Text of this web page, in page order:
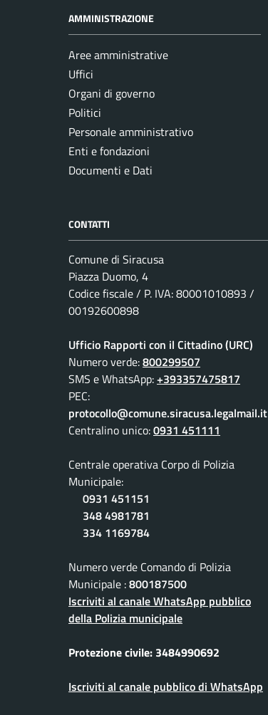
AMMINISTRAZIONE
Aree amministrative
Uffici
Organi di governo
Politici
Personale amministrativo
Enti e fondazioni
Documenti e Dati
CONTATTI
Comune di Siracusa
Piazza Duomo, 4
Codice fiscale / P. IVA: 80001010893 /
00192600898
Ufficio Rapporti con il Cittadino (URC)
Numero verde:800299507
SMS e WhatsApp:+393357475817
PEC:
protocollo@comune.siracusa.legalmail.it
Centralino unico:0931 451111
Centrale operativa Corpo di Polizia
Municipale:
0931 451151
348 4981781
334 1169784
Numero verde Comando di Polizia
Municipale :800187500
Iscriviti al canale WhatsApp pubblico
della Polizia municipale
Protezione civile: 3484990692
Iscriviti al canale pubblico di WhatsApp